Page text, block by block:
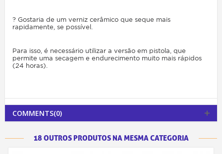
? Gostaria de um verniz cerâmico que seque mais
rapidamente, se possível.
Para isso, é necessário utilizar a versão em pistola, que
permite uma secagem e endurecimento muito mais rápidos
(24 horas).
COMMENTS(0)
18 OUTROS PRODUTOS NA MESMA CATEGORIA